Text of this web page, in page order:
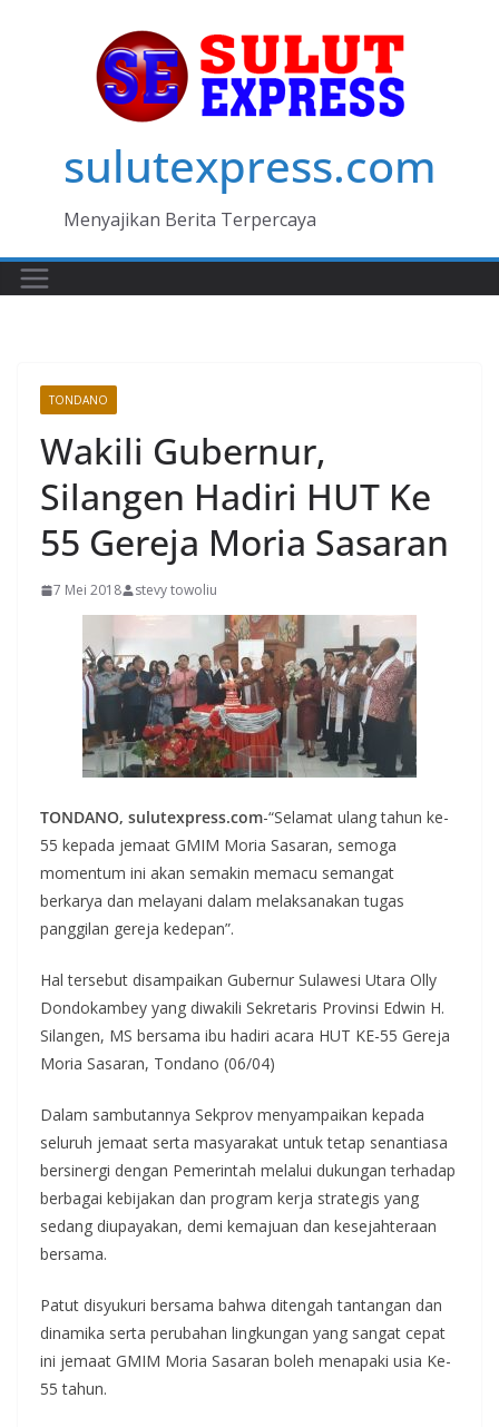
sulutexpress.com
Menyajikan Berita Terpercaya
TONDANO
Wakili Gubernur,
Silangen Hadiri HUT Ke
55 Gereja Moria Sasaran
7 Mei 2018 stevy towoliu
TONDANO, sulutexpress.com-“Selamat ulang tahun ke-
55 kepada jemaat GMIM Moria Sasaran, semoga
momentum ini akan semakin memacu semangat
berkarya dan melayani dalam melaksanakan tugas
panggilan gereja kedepan”.
Hal tersebut disampaikan Gubernur Sulawesi Utara Olly
Dondokambey yang diwakili Sekretaris Provinsi Edwin H.
Silangen, MS bersama ibu hadiri acara HUT KE-55 Gereja
Moria Sasaran, Tondano (06/04)
Dalam sambutannya Sekprov menyampaikan kepada
seluruh jemaat serta masyarakat untuk tetap senantiasa
bersinergi dengan Pemerintah melalui dukungan terhadap
berbagai kebijakan dan program kerja strategis yang
sedang diupayakan, demi kemajuan dan kesejahteraan
bersama.
Patut disyukuri bersama bahwa ditengah tantangan dan
dinamika serta perubahan lingkungan yang sangat cepat
ini jemaat GMIM Moria Sasaran boleh menapaki usia Ke-
55 tahun.